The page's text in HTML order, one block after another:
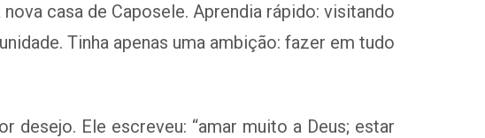
casa de Caposele. Aprendia rápido: visitando
Tinha apenas uma ambição: fazer em tudo
Ele escreveu: “amar muito a Deus; estar